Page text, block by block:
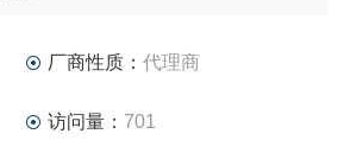
厂商性质： 代理商
访问量： 701